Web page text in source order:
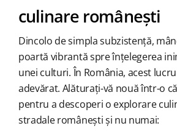
culinare românești
Dincolo de simpla subzistență,
poartă vibrantă spre înțelegerea
unei culturi. În România, acest
adevărat. Alăturați-vă nouă într-o
pentru a descoperi o explorare
stradale românești și nu numai: